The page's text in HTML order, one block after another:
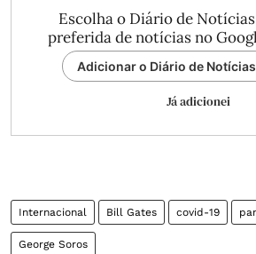
Escolha o Diário de
preferida de notícias no
Adicionar o Diário de
Já adicionei
Internacional Bill Gates covid-19
George Soros